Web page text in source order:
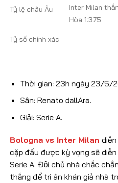
Tỷ lệ châu Âu
Inter Milan
Hòa 1:3.75
Tỷ số chính xác
Thời gian: 23h ngày 23/5/
Sân: Renato dallAra.
Giải: Serie A.
Bologna vs Inter Milan
cặp đấu được kỳ vọng sẽ
Serie A. Đội chủ nhà chắc
thắng để tri ân khán giả nhà